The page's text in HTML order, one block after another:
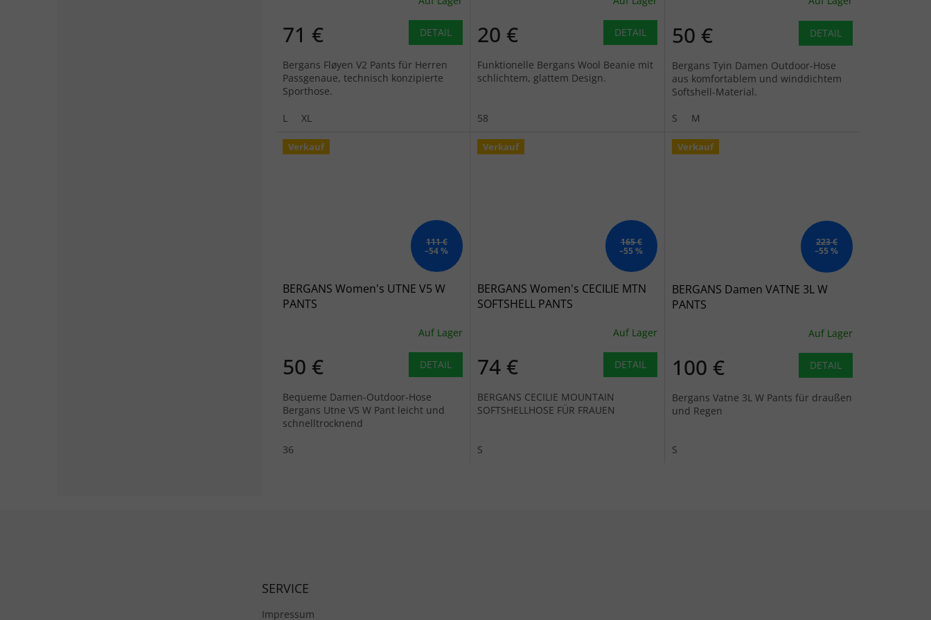
71 € DETAIL
Bergans Fløyen V2 Pants für Herren
Passgenaue, technisch konzipierte
Sporthose.
L XL
20 € DETAIL
Funktionelle Bergans Wool Beanie mit
schlichtem, glattem Design.
58
50 € DETAIL
Bergans Tyin Damen Outdoor-Hose
aus komfortablem und winddichtem
Softshell-Material.
S
M
Verkauf
111 €
–54 %
BERGANS Women's UTNE V5 W
PANTS
Auf Lager
50 € DETAIL
Bequeme Damen-Outdoor-Hose
Bergans Utne V5 W Pant leicht und
schnelltrocknend
36
Verkauf
165 €
–55 %
BERGANS Women's CECILIE MTN
SOFTSHELL PANTS
Auf Lager
74 € DETAIL
BERGANS CECILIE MOUNTAIN
SOFTSHELLHOSE FÜR FRAUEN
S
Verkauf
223 €
–55 %
BERGANS Damen VATNE 3L W
PANTS
Auf Lager
100 € DETAIL
Bergans Vatne 3L W Pants für draußen
und Regen
S
SERVICE
Impressum